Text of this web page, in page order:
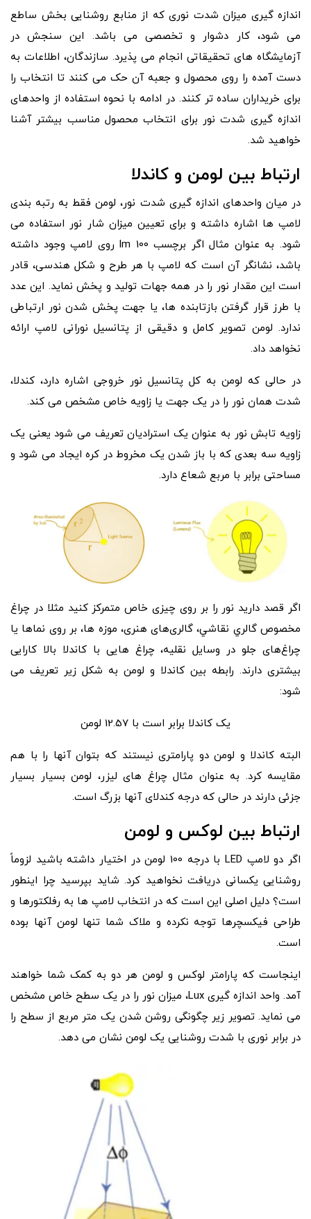
اندازه گیری میزان شدت نوری که از منابع روشنایی بخش ساطع
می شود، کار دشوار و تخصصی می باشد. این سنجش در
آزمایشگاه های تحقیقاتی انجام می پذیرد. سازندگان، اطلاعات به
دست آمده را روی محصول و جعبه آن حک می کنند تا انتخاب را
برای خریداران ساده تر کنند. در ادامه با نحوه استفاده از واحدهای
اندازه گیری شدت نور برای انتخاب محصول مناسب بیشتر آشنا
خواهید شد.
ارتباط بین لومن و کاندلا
در میان واحدهای اندازه گیری شدت نور، لومن فقط به رتبه بندی
لامپ ها اشاره داشته و برای تعیین میزان شار نور استفاده می
شود. به عنوان مثال اگر برچسب 100 lm روی لامپ وجود داشته
باشد، نشانگر آن است که لامپ با هر طرح و شکل هندسی، قادر
است این مقدار نور را در همه جهات تولید و پخش نماید. این عدد
با طرز قرار گرفتن بازتابنده ها، یا جهت پخش شدن نور ارتباطی
ندارد. لومن تصویر کامل و دقیقی از پتانسیل نورانی لامپ ارائه
نخواهد داد.
در حالی که لومن به کل پتانسیل نور خروجی اشاره دارد، کندلا،
شدت همان نور را در یک جهت یا زاویه خاص مشخص می کند.
زاویه تابش نور به عنوان یک استرادیان تعریف می شود یعنی یک
زاویه سه بعدی که با باز شدن یک مخروط در کره ایجاد می شود و
مساحتی برابر با مربع شعاع دارد.
اگر قصد دارید نور را بر روی چیزی خاص متمرکز کنید مثلا در چراغ
مخصوص گالري نقاشي، گالری‌های هنری، موزه ها، بر روی نماها یا
چراغ‌های جلو در وسایل نقلیه، چراغ هایی با کاندلا بالا کارایی
بیشتری دارند. رابطه بین کاندلا و لومن به شکل زیر تعریف می
شود:
یک کاندلا برابر است با 12.57 لومن
البته کاندلا و لومن دو پارامتری نیستند که بتوان آنها را با هم
مقایسه کرد. به عنوان مثال چراغ های لیزر، لومن بسیار بسیار
جزئی دارند در حالی که درجه کندلای آنها بزرگ است.
ارتباط بین لوکس و لومن
اگر دو لامپ LED با درجه 100 لومن در اختیار داشته باشید لزوماً
روشنایی یکسانی دریافت نخواهید کرد. شاید بپرسید چرا اینطور
است؟ دلیل اصلی این است که در انتخاب لامپ ها به رفلکتورها و
طراحی فیکسچرها توجه نکرده و ملاک شما تنها لومن آنها بوده
است.
اینجاست که پارامتر لوکس و لومن هر دو به کمک شما خواهند
آمد. واحد اندازه گیری Lux، میزان نور را در یک سطح خاص مشخص
می نماید. تصویر زیر چگونگی روشن شدن یک متر مربع از سطح را
در برابر نوری با شدت روشنایی یک لومن نشان می دهد.